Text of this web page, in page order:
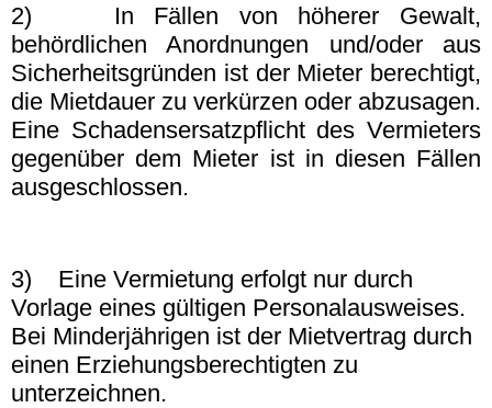
2) In Fällen von höherer Gewalt,
behördlichen Anordnungen und/oder aus
Sicherheitsgründen ist der Mieter berechtigt,
die Mietdauer zu verkürzen oder abzusagen.
Eine Schadensersatzpflicht des Vermieters
gegenüber dem Mieter ist in diesen Fällen
ausgeschlossen.
3) Eine Vermietung erfolgt nur durch
Vorlage eines gültigen Personalausweises.
Bei Minderjährigen ist der Mietvertrag durch
einen Erziehungsberechtigten zu
unterzeichnen.